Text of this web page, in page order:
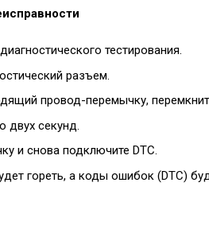
тестирования.
разъем.
провод-перемычку,
двух секунд.
и снова подключите DTC.
гореть, а коды ошибок (DTC)